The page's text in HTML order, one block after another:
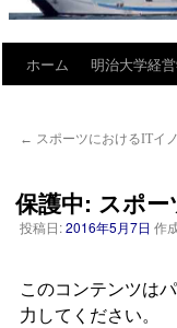
ホーム 明治大学経
← スポーツにおけるITイ
保護中: スポー
投稿日:2016年5月7日 作
このコンテンツは
力してください。